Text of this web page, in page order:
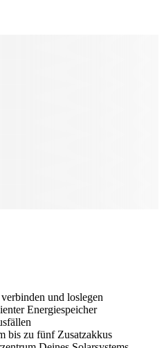
und loslegen
Energiespeicher
bis zu fünf Zusatzakkus